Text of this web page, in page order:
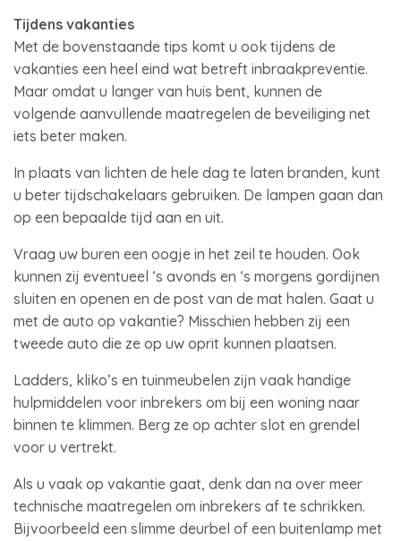
Tijdens vakanties
Met de bovenstaande tips komt u ook tijdens de
vakanties een heel eind wat betreft inbraakpreventie.
Maar omdat u langer van huis bent, kunnen de
volgende aanvullende maatregelen de beveiliging net
iets beter maken.
In plaats van lichten de hele dag te laten branden, kunt
u beter tijdschakelaars gebruiken. De lampen gaan dan
op een bepaalde tijd aan en uit.
Vraag uw buren een oogje in het zeil te houden. Ook
kunnen zij eventueel ‘s avonds en ‘s morgens gordijnen
sluiten en openen en de post van de mat halen. Gaat u
met de auto op vakantie? Misschien hebben zij een
tweede auto die ze op uw oprit kunnen plaatsen.
Ladders, kliko’s en tuinmeubelen zijn vaak handige
hulpmiddelen voor inbrekers om bij een woning naar
binnen te klimmen. Berg ze op achter slot en grendel
voor u vertrekt.
Als u vaak op vakantie gaat, denk dan na over meer
technische maatregelen om inbrekers af te schrikken.
Bijvoorbeeld een slimme deurbel of een buitenlamp met